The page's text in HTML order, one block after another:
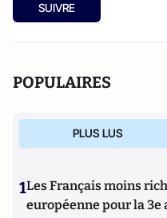
SUIVRE
POPULAIRES
PLUS LUS
1Les Français moins
européenne pour la 3e